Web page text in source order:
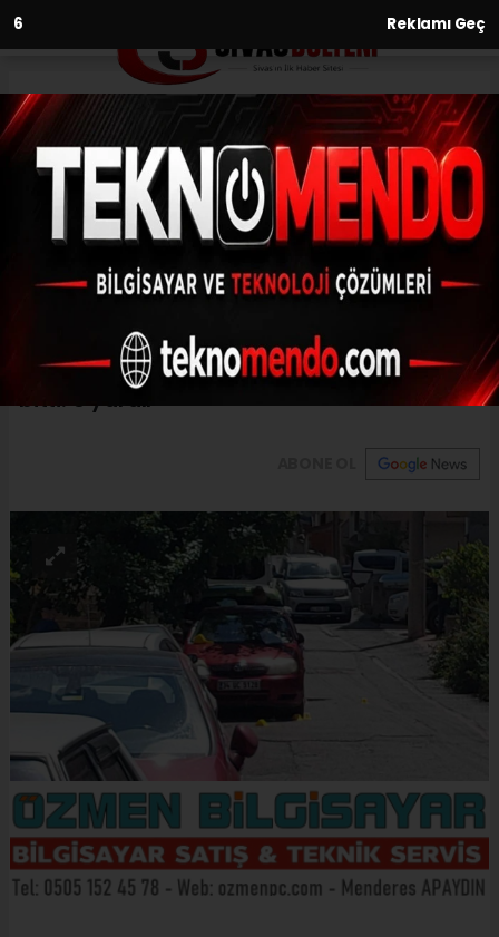
5 Reklamı Geç
Anasayfa
Veresiye defterindeki borç
tartışması kanlı bitti: 3 yaralı
ASAYIŞ
- 15:22
Veresiye defterindeki borç tartışması kanlı
bitti: 3 yaralı